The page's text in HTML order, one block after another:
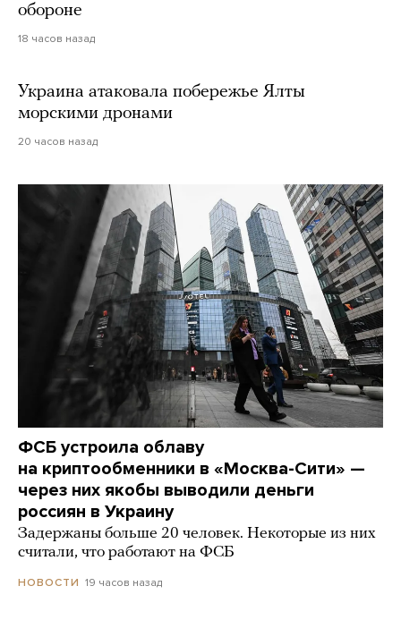
обороне
18 часов назад
Украина атаковала побережье Ялты
морскими дронами
20 часов назад
ФСБ устроила облаву
на криптообменники в «Москва-Сити» —
через них якобы выводили деньги
россиян в Украину
Задержаны больше 20 человек. Некоторые из них
считали, что работают на ФСБ
НОВОСТИ 19 часов назад